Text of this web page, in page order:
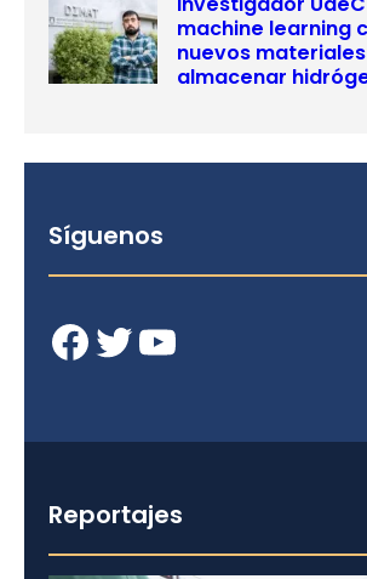
machine learning
nuevos
almacenar
Síguenos
Facebook Twitter YouTube
Reportajes